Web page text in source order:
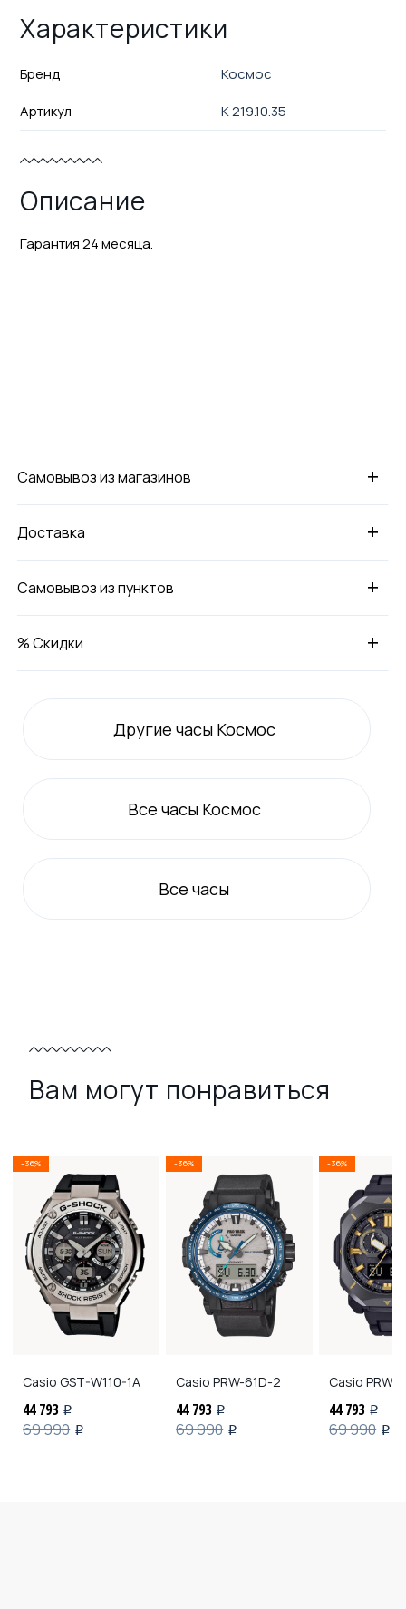
Характеристики
Бренд
Космос
Артикул
K 219.10.35
Описание
Гарантия 24 месяца.
+
Самовывоз из магазинов
+
Доставка
+
Самовывоз из пунктов
+
% Скидки
Другие часы Космос
Все часы Космос
Всечасы
Вам могут понравиться
-36%
Casio GST-W110-1A
44 793 i
69 990 i
-36%
Casio PRW-61D-2
44 793 i
69 990 i
-36%
Casio PRW-
44 793 i
69 990 i